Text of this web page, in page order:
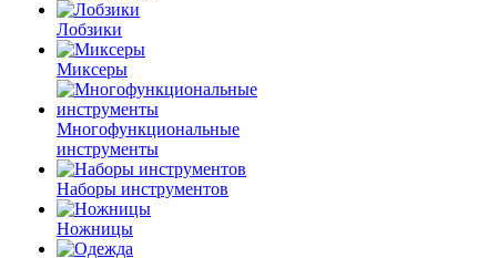
Лобзики
Миксеры
Многофункциональные
инструменты
Наборы инструментов
Ножницы